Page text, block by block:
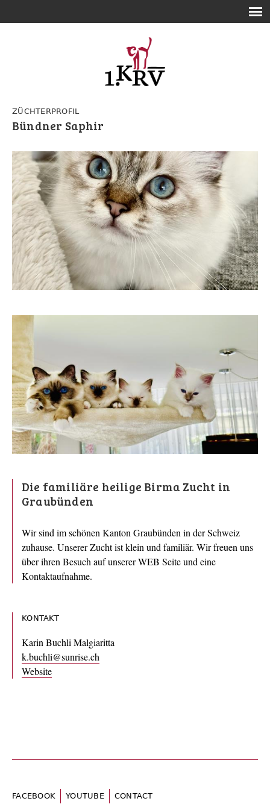
ZÜCHTERPROFIL
Bündner Saphir
Die familiäre heilige Birma Zucht in
Graubünden
Wir sind im schönen Kanton Graubünden in der Schweiz
zuhause. Unserer Zucht ist klein und familiär. Wir freuen uns
über ihren Besuch auf unserer WEB Seite und eine
Kontaktaufnahme.
KONTAKT
Karin Buchli Malgiaritta
k.buchli@sunrise.ch
Website
FACEBOOK YOUTUBE CONTACT